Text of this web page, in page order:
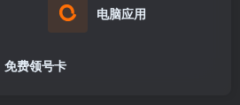
电脑应用
免费领号卡